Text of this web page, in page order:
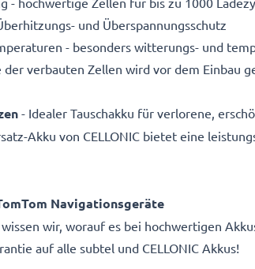
und Überspannungsschutz
- besonders witterungs- und
verbauten Zellen wird vor dem Einbau
- Idealer Tauschakku für verlorene,
Akku von CELLONIC bietet eine
Navigationsgeräte
wir, worauf es bei hochwertigen
auf alle subtel und CELLONIC Akkus!